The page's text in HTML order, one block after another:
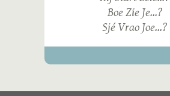
Boe Zie Je...?
Sjé Vrao Joe...?